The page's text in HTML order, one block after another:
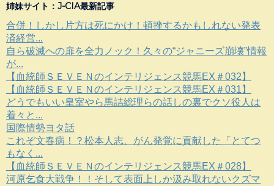
姉妹サイト：J-CIA最新記事
合併！しかし片方は死にかけ！頓挫するかもしれない発表
済経営...
自ら破滅への扉を全力ノック！久々の“ジャニーズ崩壊”情報
が...
【血統師ＳＥＶＥＮのインテリジェンス競馬EX＃032】
【血統師ＳＥＶＥＮのインテリジェンス競馬EX＃031】
どうでもいい皇室やら馬詰総理らの話しの裏でクソ役人は
着々と...
国際情勢ヨタ話
これぞ文春病！？松本人志、がん発覚に貢献した「とてつ
もなく...
【血統師ＳＥＶＥＮのインテリジェンス競馬EX＃028】
河原乞食大戦争！！そして表面上しか汲み取れないクズマ